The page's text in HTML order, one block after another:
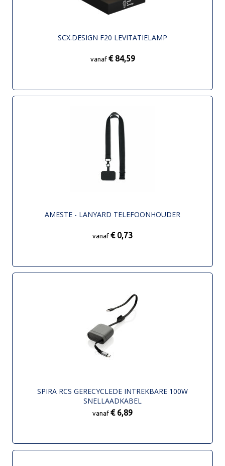
SCX.DESIGN F20 LEVITATIELAMP
vanaf € 84,59
AMESTE - LANYARD TELEFOONHOUDER
vanaf € 0,73
SPIRA RCS GERECYCLEDE INTREKBARE 100W
SNELLAADKABEL
vanaf € 6,89